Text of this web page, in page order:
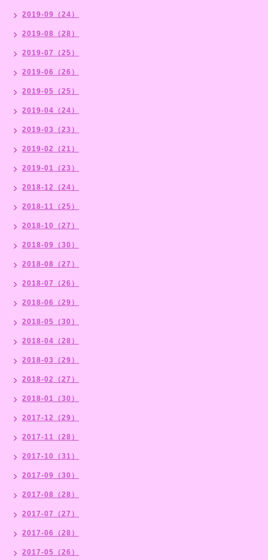
2019-09（24）
2019-08（28）
2019-07（25）
2019-06（26）
2019-05（25）
2019-04（24）
2019-03（23）
2019-02（21）
2019-01（23）
2018-12（24）
2018-11（25）
2018-10（27）
2018-09（30）
2018-08（27）
2018-07（26）
2018-06（29）
2018-05（30）
2018-04（28）
2018-03（29）
2018-02（27）
2018-01（30）
2017-12（29）
2017-11（28）
2017-10（31）
2017-09（30）
2017-08（28）
2017-07（27）
2017-06（28）
2017-05（26）